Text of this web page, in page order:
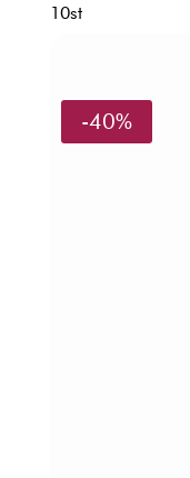
10st
-40%